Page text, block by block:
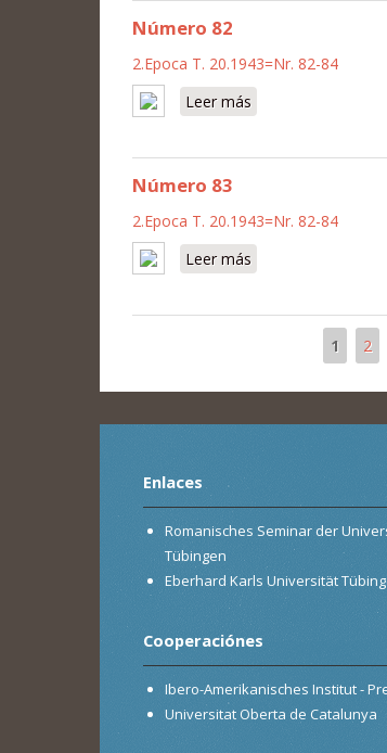
Número 82
2.Epoca T. 20.1943=Nr. 82-84
Leer más
Número 83
2.Epoca T. 20.1943=Nr. 82-84
Leer más
1 2
Enlaces
Romanisches Seminar der
Tübingen
Eberhard Karls Universität
Cooperaciónes
Ibero-Amerikanisches Institut -
Universitat Oberta de Catalunya